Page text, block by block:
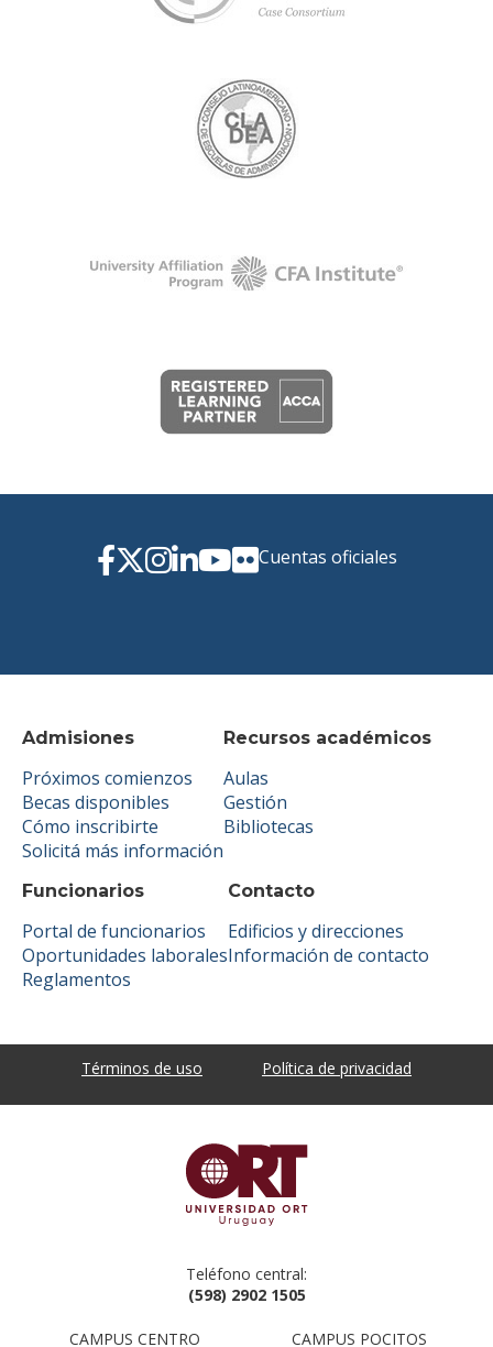
Admisiones
Próximos comienzos
Becas disponibles
Cómo inscribirte
Solicitá más información
Recursos académicos
Aulas
Gestión
Bibliotecas
Funcionarios
Portal de funcionarios
Oportunidades laborales
Reglamentos
Contacto
Edificios y direcciones
Información de contacto
Cuentas oficiales
Términos de uso Política de privacidad
Teléfono central:
(598) 2902 1505
CAMPUS CENTRO CAMPUS POCITOS